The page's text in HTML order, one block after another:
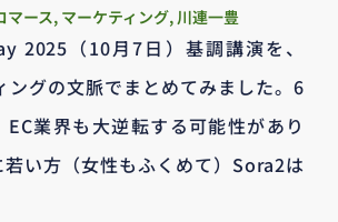
マース, マーケティング,川連一豊
2025（10月7日）基調講演を、
ングの文脈でまとめてみました。6
業界も大逆転する可能性があり
若い方（女性もふくめて）Sora2は